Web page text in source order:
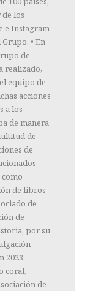
los
e Instagram
• En
de
realizado,
equipo de
acciones
a los
de manera
de
de
de libros
de
de
por su
2023
coral,
de